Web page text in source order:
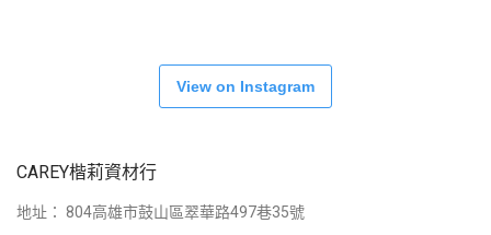
View on Instagram
CAREY楷莉資材行
地址： 804高雄市鼓山區翠華路497巷35號